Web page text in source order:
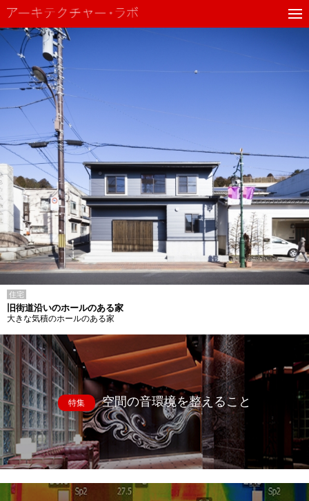
住宅
旧街道沿いのホールのある家
大きな気積のホールのある家
特集 空間の音環境を整えること